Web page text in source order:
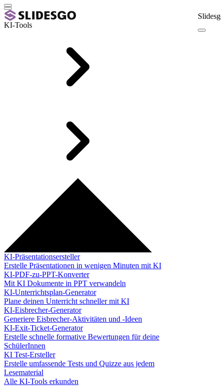
KI-Tools
KI-Präsentationsersteller
Erstelle Präsentationen in wenigen Minuten mit KI
KI-PDF-zu-PPT-Konverter
Mit KI Dokumente in PPT verwandeln
KI-Unterrichtsplan-Generator
Plane deinen Unterricht schneller mit KI
KI-Eisbrecher-Generator
Generiere Eisbrecher-Aktivitäten und -Ideen
KI-Exit-Ticket-Generator
Erstelle schnelle formative Bewertungen für deine
SchülerInnen
KI Test-Ersteller
Erstelle umfassende Tests und Quizze aus jedem
Lesematerial
Alle KI-Tools erkunden